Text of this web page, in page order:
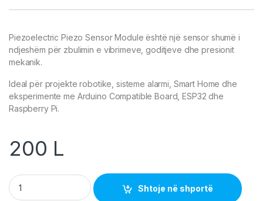
Piezoelectric Piezo Sensor Module është një sensor shumë i
ndjeshëm për zbulimin e vibrimeve, goditjeve dhe presionit
mekanik.
Ideal për projekte robotike, sisteme alarmi, Smart Home dhe
eksperimente me Arduino Compatible Board, ESP32 dhe
Raspberry Pi.
200 L
Piezoelectric Piezzo with Module quantity
Shtoje në shportë